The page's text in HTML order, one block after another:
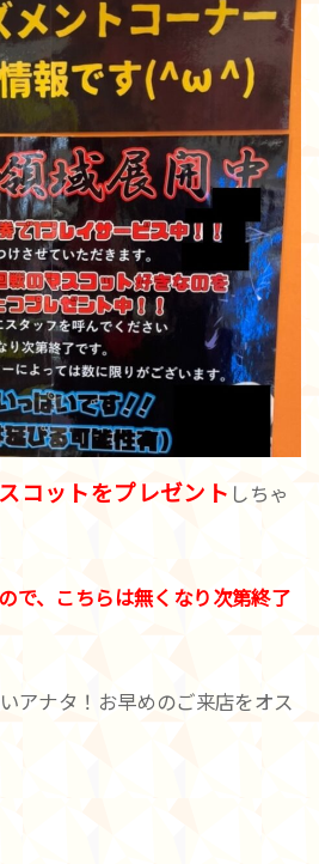
コットをプレゼント しちゃ
で、こちらは無くなり次第終了
アナタ！お早めのご来店をオス